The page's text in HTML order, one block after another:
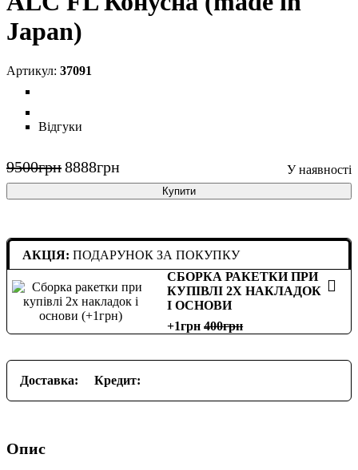
Japan)
37091
Відгуки
9500грн8888грн
Купити
АКЦІЯ: ПОДАРУНОК ЗА ПОКУПКУ
СБОРКА РАКЕТКИ ПРИ
КУПІВЛІ 2Х НАКЛАДОК
І ОСНОВИ
+1грн 400
Доставка: Кредит:
Опис